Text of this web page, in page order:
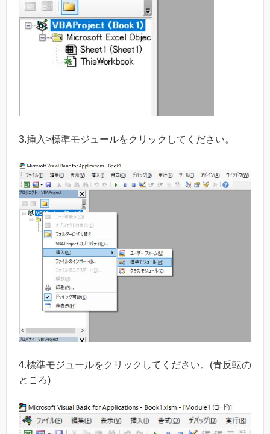
3.挿入>標準モジュールをクリックしてください。
4.標準モジュールをクリックしてください。(青反転の
ところ)